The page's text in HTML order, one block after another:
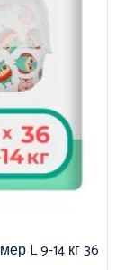
L 9-14 кг 36